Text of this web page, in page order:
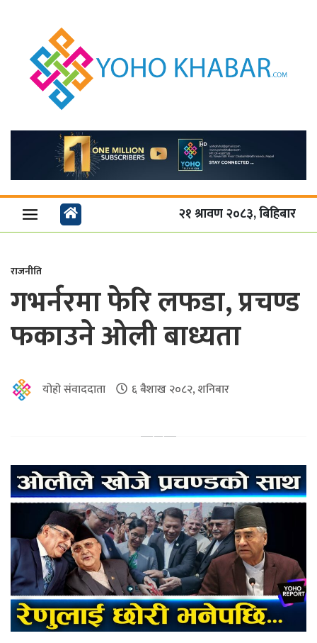
२१ श्रावण २०८३, बिहिबार
राजनीति
गभर्नरमा फेरि लफडा, प्रचण्ड
फकाउने ओली बाध्यता
योहो संवाददाता ६ बैशाख २०८२, शनिबार